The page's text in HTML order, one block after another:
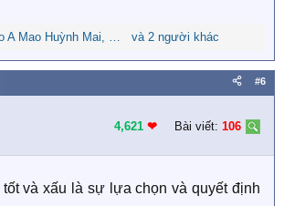
A Mao Huỳnh Mai, Thùy Minh
và 2 người khác
#6
4,621 ❤︎ Bài viết: 106
và xấu là sự lựa chọn và quyết định